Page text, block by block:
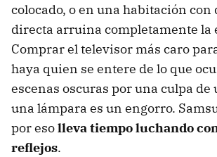
colocado, o en una habitación con
directa arruina completamente la
Comprar el televisor más caro
haya quien se entere de lo que
escenas oscuras por una culpa de
una lámpara es un engorro.
por esolleva tiempo luchando
reflejos.